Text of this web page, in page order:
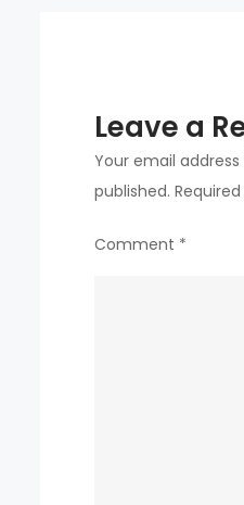
Leave a
Your email
published.
Comment *